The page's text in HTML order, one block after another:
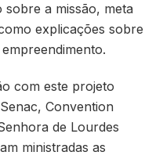
a missão, meta
explicações sobre
com este projeto
Convention
de Lourdes
ministradas as